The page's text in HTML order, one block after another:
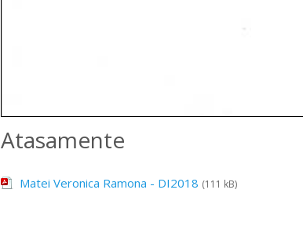
Atasamente
Matei Veronica Ramona - DI2018 (111 kB)